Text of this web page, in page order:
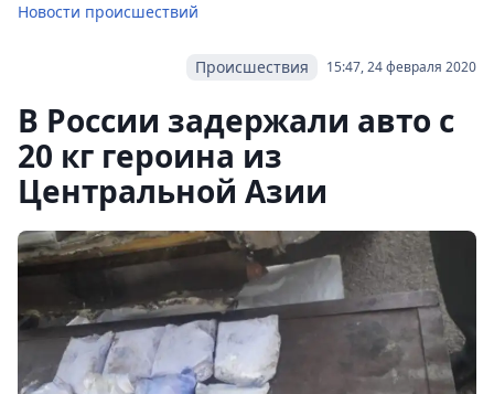
Новости происшествий
15:47, 24 февраля 2020
Происшествия
В России задержали авто с
20 кг героина из
Центральной Азии